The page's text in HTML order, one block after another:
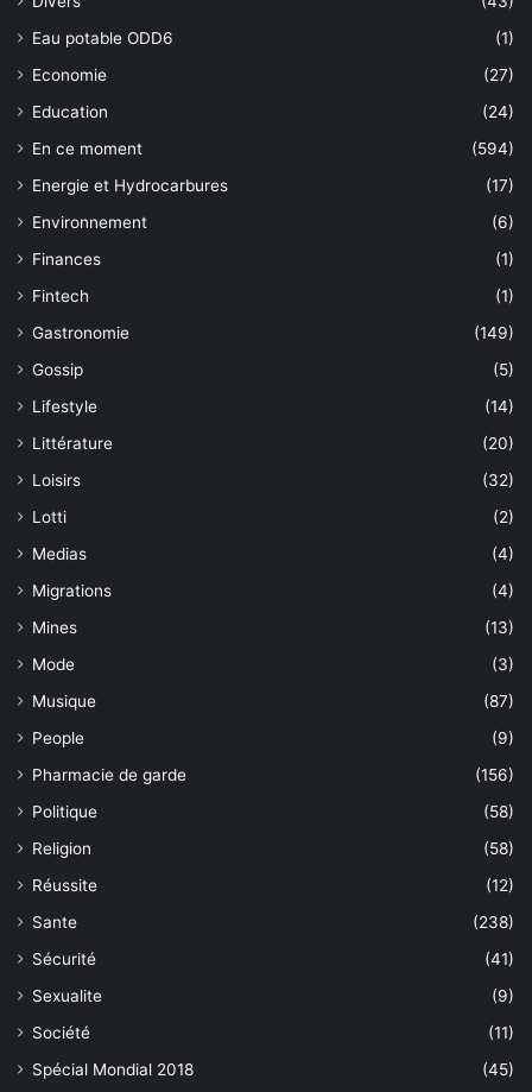
Eau potable ODD6
(1)
Economie
(27)
Education
(24)
En ce moment
(594)
Energie et Hydrocarbures
(17)
Environnement
(6)
Finances
(1)
Fintech
(1)
Gastronomie
(149)
Gossip
(5)
Lifestyle
(14)
Littérature
(20)
Loisirs
(32)
Lotti
(2)
Medias
(4)
Migrations
(4)
Mines
(13)
Mode
(3)
Musique
(87)
People
(9)
Pharmacie de garde
(156)
Politique
(58)
Religion
(58)
Réussite
(12)
Sante
(238)
Sécurité
(41)
Sexualite
(9)
Société
(11)
Spécial Mondial 2018
(45)